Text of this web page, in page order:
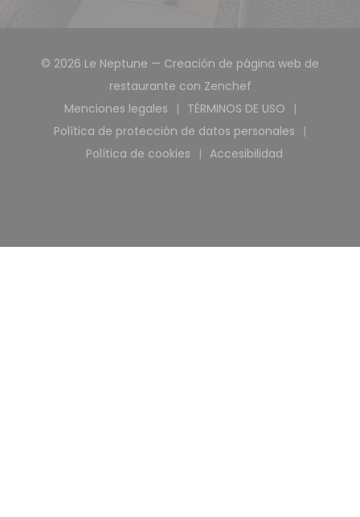
© 2026 Le Neptune — Creación de página web de
restaurante con Zenchef((abre en una
Menciones legales
((abre en una nueva ventana))
TÉRMINOS DE USO
((abre en una
Política de protección de datos personales
((abre en una nueva
Política de cookies
((abre en una nueva ventana))
Accesibilidad